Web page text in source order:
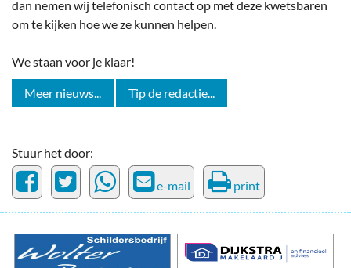
dan nemen wij telefonisch contact op met deze kwetsbaren
om te kijken hoe we ze kunnen helpen.
We staan voor je klaar!
Meer nieuws... Tip de redactie...
Stuur het door:
e-mail print